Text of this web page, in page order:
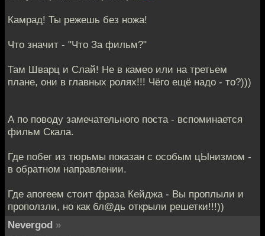
Камрад! Ты режешь без ножа!
Что значит - "Что За фильм?"
Там Шварц и Слай! Не в камео или на третьем
плане, они в главных ролях!!! Чёго ещё надо - то?)))
А по поводу замечательного поста - вспоминается
фильм Скала.
Где побег из тюрьмы показан с особым цЫнизмом -
в обратном направлении.
Где апогеем стоит фраза Кейджа - Вы проплыли и
проползли, но как бл@дь открыли решетки!!!))
Nevergod »